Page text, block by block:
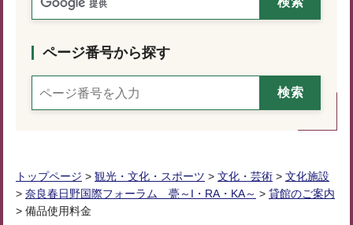
ページ番号から探す
トップページ > 観光・文化・スポーツ > 文化・芸術 > 文化施設
> 奈良春日野国際フォーラム 甍～I・RA・KA～ > 貸館のご案内
> 備品使用料金